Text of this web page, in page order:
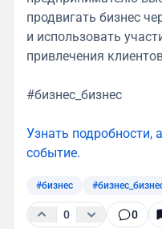
продвигать бизнес
и использовать
привлечения
#бизнес_бизнес
Узнать подробности,
событие.
#бизнес
0 0